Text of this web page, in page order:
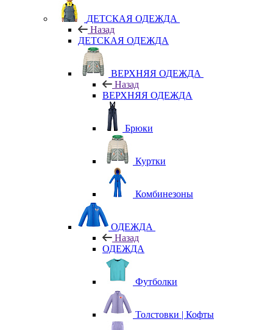
ДЕТСКАЯ ОДЕЖДА
Назад
ДЕТСКАЯ ОДЕЖДА
ВЕРХНЯЯ ОДЕЖДА
Назад
ВЕРХНЯЯ ОДЕЖДА
Брюки
Куртки
Комбинезоны
ОДЕЖДА
Назад
ОДЕЖДА
Футболки
Толстовки | Кофты